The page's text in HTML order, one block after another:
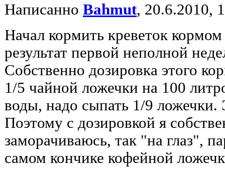
Написанно Bahmut, 20.6.2010,
Начал кормить креветок
результат первой неполной
Собственно дозировка этого
1/5 чайной ложечки на 100
воды, надо сыпать 1/9 ложечки.
Поэтому с дозировкой я
заморачиваюсь, так "на глаз",
самом кончике кофейной